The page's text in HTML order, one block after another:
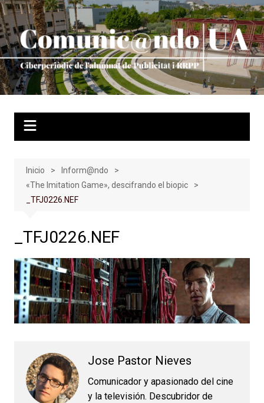
Saltar
al
contenido
Inicio
Inform@ndo
«The Imitation Game», descifrando el biopic
_TFJ0226.NEF
_TFJ0226.NEF
Jose Pastor Nieves
Comunicador y apasionado del cine
y la televisión. Descubridor de